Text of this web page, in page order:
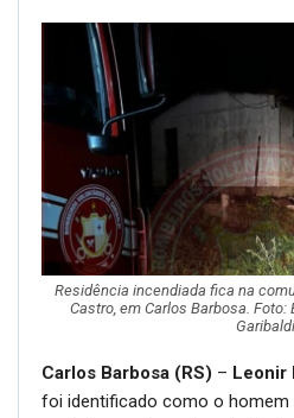
Residência incendiada fica na
Castro, em Carlos Barbosa.
Garibaldi
Carlos Barbosa (RS) – Leonir
foi identificado como o